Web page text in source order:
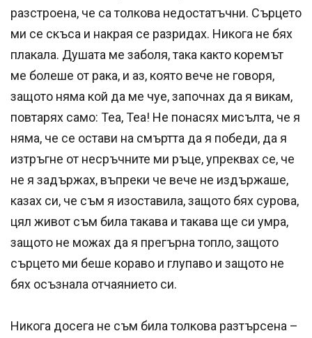
разстроена, че са толкова недостатъчни. Сърцето
ми се скъса и накрая се разридах. Никога не бях
плакала. Душата ме заболя, така както коремът
ме болеше от рака, и аз, която вече не говоря,
защото няма кой да ме чуе, започнах да я викам,
повтарях само: Теа, Теа! Не понасях мисълта, че я
няма, че се остави на смъртта да я победи, да я
изтръгне от несръчните ми ръце, упреквах се, че
не я задържах, въпреки че вече не издържаше,
казах си, че съм я изоставила, защото бях сурова,
цял живот съм била такава и такава ще си умра,
защото не можах да я прегърна топло, защото
сърцето ми беше кораво и глупаво и защото не
бях осъзнала отчаянието си.
Никога досега не съм била толкова разтърсена –